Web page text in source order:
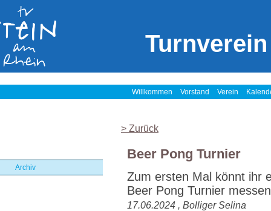
Willkommen Vorstand Verein
Archiv
> Zurück
Beer Pong Turnier
Zum ersten Mal könnt ihr
Beer Pong Turnier
17.06.2024 , Bolliger Selina